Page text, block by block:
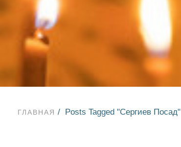
ГЛАВНАЯ Posts Tagged "Сергиев Посад"